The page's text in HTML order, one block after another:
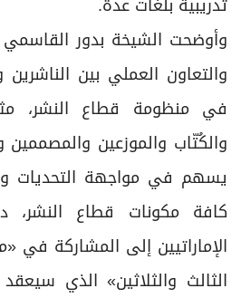
وأوضحت الشيخة بدور القاسمي
والتعاون العملي بين الناشرين
في منظومة قطاع النشر،
والكُتّاب والموزعين
يسهم في مواجهة التحديات
كافة مكونات قطاع النشر،
الإماراتيين إلى المشاركة في
الثالث والثلاثين» الذي